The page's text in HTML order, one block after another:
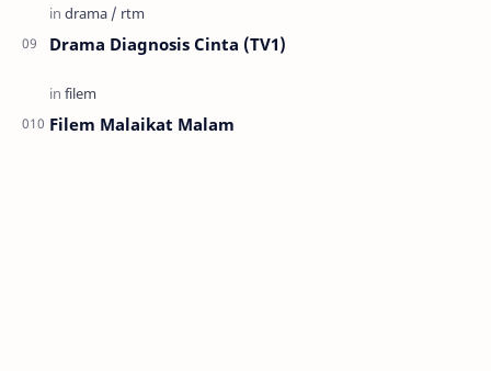
Drama Diagnosis Cinta (TV1)
Filem Malaikat Malam